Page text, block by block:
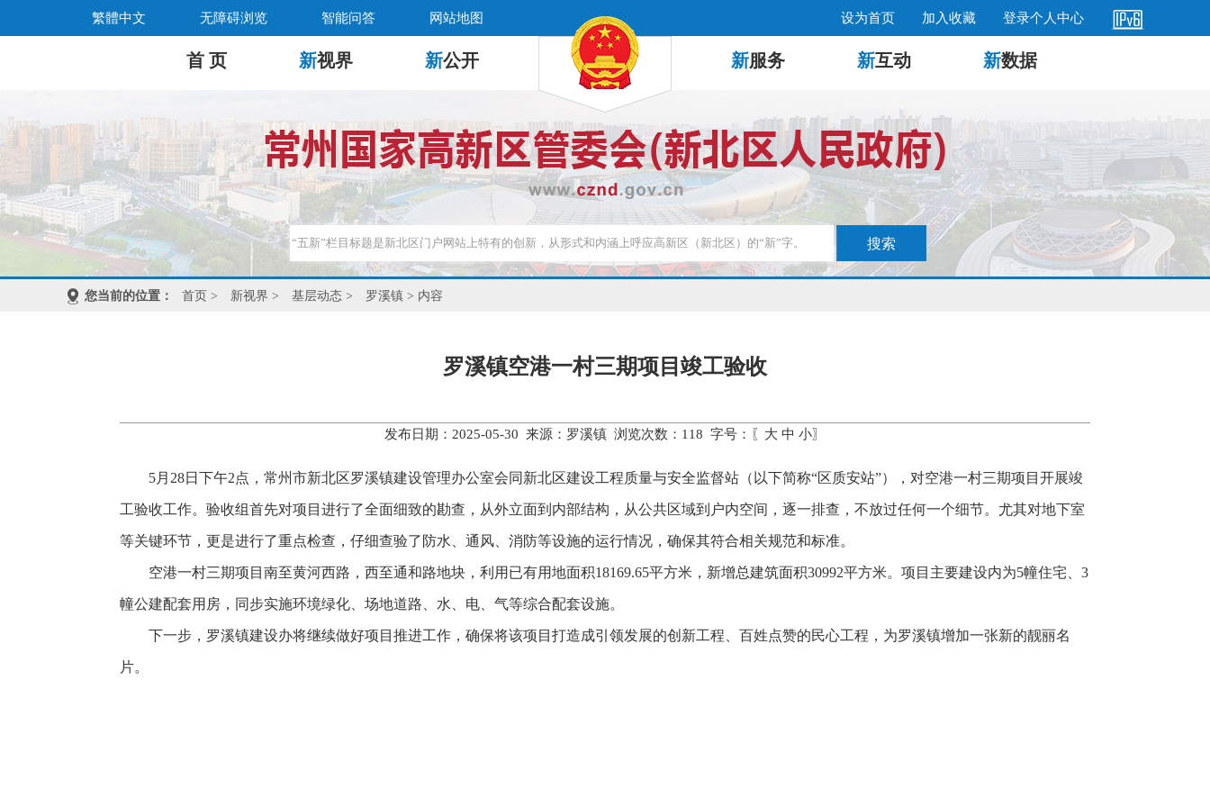
繁體中文 无障碍浏览 智能问答 网站地图 设为首页 加入收藏 登录个人中心
首 页 新视界 新公开 新服务 新互动 新数据
您当前的位置： 首页 > 新视界 > 基层动态 > 罗溪镇 > 内容
罗溪镇空港一村三期项目竣工验收
发布日期：2025-05-30 来源：罗溪镇 浏览次数： 118 字号：〖 大 中 小〗
5月28日下午2点，常州市新北区罗溪镇建设管理办公室会同新北区建设工程质量与安全监督站（以下简称“区质安站”），对空港一村三期项目开展竣
工验收工作。验收组首先对项目进行了全面细致的勘查，从外立面到内部结构，从公共区域到户内空间，逐一排查，不放过任何一个细节。尤其对地下室
等关键环节，更是进行了重点检查，仔细查验了防水、通风、消防等设施的运行情况，确保其符合相关规范和标准。
空港一村三期项目南至黄河西路，西至通和路地块，利用已有用地面积18169.65平方米，新增总建筑面积30992平方米。项目主要建设内为5幢住宅、3
幢公建配套用房，同步实施环境绿化、场地道路、水、电、气等综合配套设施。
下一步，罗溪镇建设办将继续做好项目推进工作，确保将该项目打造成引领发展的创新工程、百姓点赞的民心工程，为罗溪镇增加一张新的靓丽名
片。